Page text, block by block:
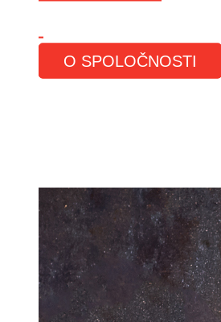
O SPOLOČNOSTI